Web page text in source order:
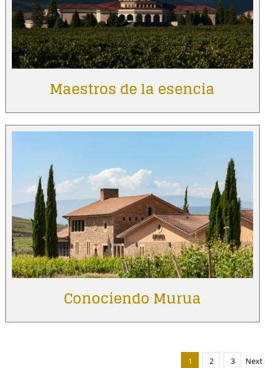
Maestros de la esencia
Conociendo Murua
1 2 3 Next